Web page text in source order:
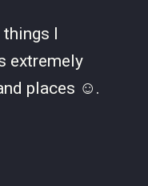
I
extremely
places ☺️.